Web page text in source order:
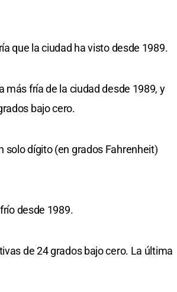
que la ciudad ha visto desde 1989.
más fría de la ciudad desde 1989, y
bajo cero.
solo dígito (en grados Fahrenheit)
desde 1989.
de 24 grados bajo cero. La última